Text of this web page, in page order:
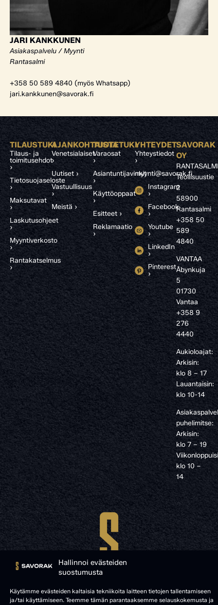
Hallinnoi evästeiden
suostumusta
Käytämme evästeiden kaltaisia tekniikoita laitteen tietojen tallentamiseen
ja/tai käyttämiseen. Teemme tämän parantaaksemme selauskokemusta ja
JARI KANKKUNEN
Asiakaspalvelu / Myynti
Rantasalmi
+358 50 589 4840 (myös Whatsapp)
jari.kankkunen@savorak.fi
TILAUSTUKI
Tilaus- ja
toimitusehdot
›
Tietosuojaseloste
›
Maksutavat
›
Laskutusohjeet
›
Myyntiverkosto
›
Rantakatselmus
›
AJANKOHTAISTA
Venetsialaiset
›
Uutiset ›
Vastuullisuus
›
Meistä ›
TUOTETUKI
Varaosat
›
Asiantuntijavinkit
›
Käyttöoppaat
›
Esitteet ›
Reklamaatio
›
YHTEYDET
Yhteystiedot
›
myynti@savorak.fi
Instagram
›
Facebook
›
Youtube
›
LinkedIn
›
Pinterest
›
SAVORAK
OY
Teollisuustie
2
58900
Rantasalmi
+358 50
589
4840
VANTAA
Åbynkuja
5
01730
Vantaa
+358 9
276
4440
Aukioloajat:
Arkisin:
klo 8 – 17
Lauantaisin:
klo 10-14
puhelimitse:
Arkisin:
klo 7 – 19
klo 10 –
14